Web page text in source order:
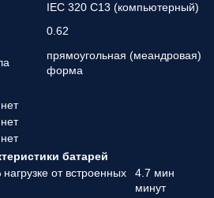
IEC 320 C13 (компьютерный)
0.62
прямоугольная (меандровая)
форма
нет
нет
нет
батарей
от встроенных
4.7 мин
минут